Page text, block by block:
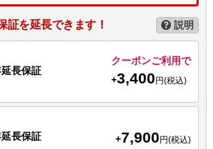
証を延長できます！ 説明
長保証
クーポンご利用で
+3,400 円(税込)
長保証 +7,900円(税込)